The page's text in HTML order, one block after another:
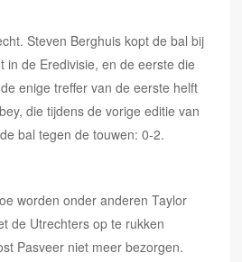
Steven Berghuis kopt de bal bij
de Eredivisie, en de eerste die
enige treffer van de eerste helft
die tijdens de vorige editie van
bal tegen de touwen: 0-2.
worden onder anderen Taylor
de Utrechters op te rukken
Pasveer niet meer bezorgen.